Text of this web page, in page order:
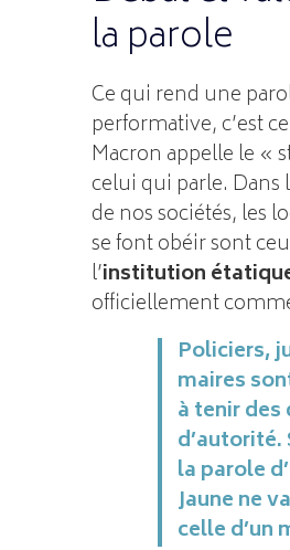
la parole
Ce qui rend une
performative, c’est
Macron appelle le «
celui qui parle. Dans
de nos sociétés, les
se font obéir sont
l’institution
officiellement
Policiers,
maires
à tenir des
d’autorité.
la parole
Jaune ne
celle d’un